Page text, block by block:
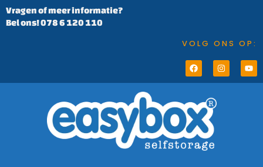
Vragen of meer informatie?
Bel ons! 078 6 120 110
VOLG ONS OP: